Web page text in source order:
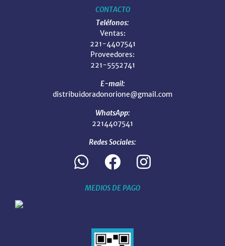
CONTACTO
Teléfonos:
Ventas:
221-4407541
Proveedores:
221-5552741
E-mail:
distribuidoradonorione@gmail.com
WhatsApp:
2214407541
Redes Sociales:
MEDIOS DE PAGO